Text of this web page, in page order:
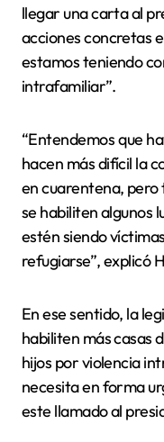
llegar una carta al
acciones concretas
estamos teniendo
intrafamiliar”.
“Entendemos que
hacen más difícil la
en cuarentena, pero
se habiliten algunos
estén siendo
refugiarse”, explicó
En ese sentido, la
habiliten más casas
hijos por violencia
necesita en forma
este llamado al